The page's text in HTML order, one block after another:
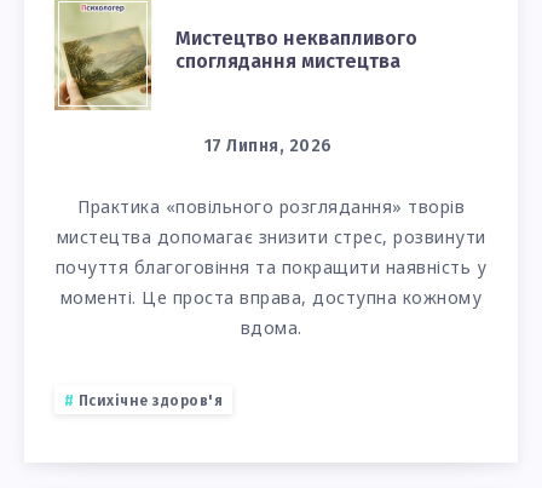
МИСТЕЦТВО
НЕКВАПЛИВОГО
СПОГЛЯДАННЯ
МИСТЕЦТВА
Мистецтво неквапливого
споглядання мистецтва
17 Липня, 2026
Практика «повільного розглядання» творів
мистецтва допомагає знизити стрес, розвинути
почуття благоговіння та покращити наявність у
моменті. Це проста вправа, доступна кожному
вдома.
Психічне здоров'я